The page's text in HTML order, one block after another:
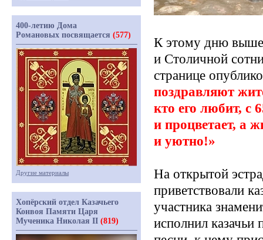
К этому дню
и Столичной
странице
поздравляют
кто его любит, с
и процветает, а
и уютно!»
На открытой
приветствовали
участника
исполнил
400-летию Дома
Романовых посвящается (577)
Другие материалы
Хопёрский отдел Казачьего
Конвоя Памяти Царя
Мученика Николая II (819)